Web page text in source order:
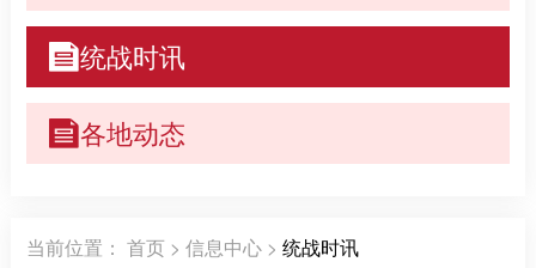
统战时讯
各地动态
当前位置： 首页 >信息中心 >统战时讯